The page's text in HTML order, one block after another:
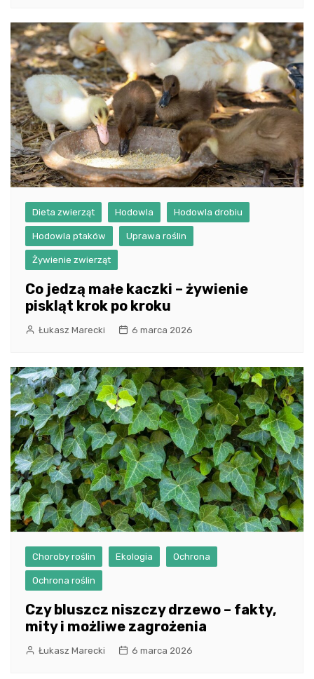
Dieta zwierząt Hodowla Hodowla drobiu
Hodowla ptaków Uprawa roślin
Żywienie zwierząt
Co jedzą małe kaczki – żywienie
piskląt krok po kroku
Łukasz Marecki 6 marca 2026
Choroby roślin Ekologia Ochrona
Ochrona roślin
Czy bluszcz niszczy drzewo – fakty,
mity i możliwe zagrożenia
Łukasz Marecki 6 marca 2026